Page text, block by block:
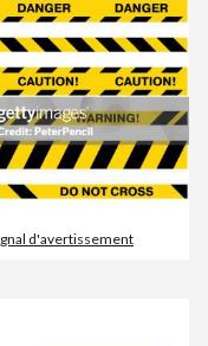
d'avertissement